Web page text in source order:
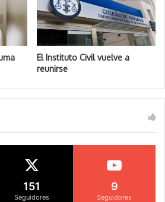
El Instituto Civil vuelve a
reunirse
151
Seguidores
9
Seguidores